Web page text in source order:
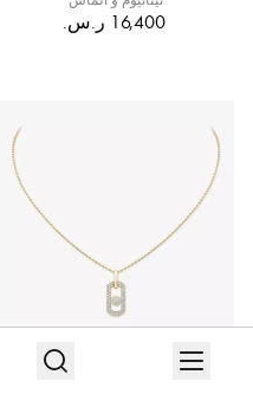
‏16,400 ر.س.‏
قلادة So Move